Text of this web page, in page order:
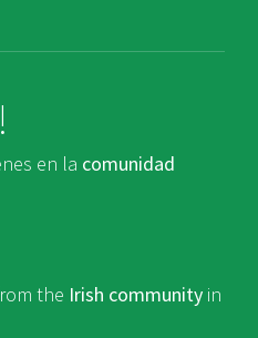
en la comunidad
the Irish community in